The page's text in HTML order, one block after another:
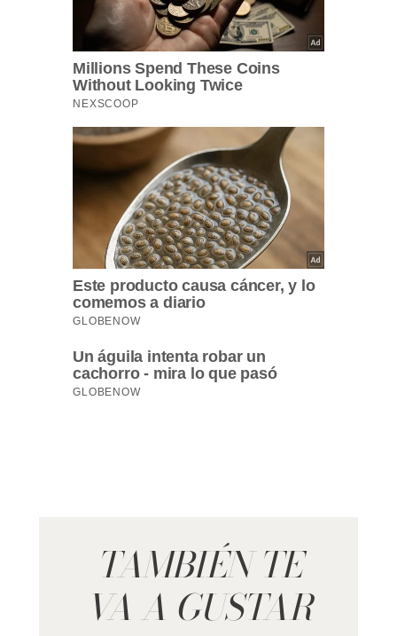
TAMBIÉN TE
VA A GUSTAR